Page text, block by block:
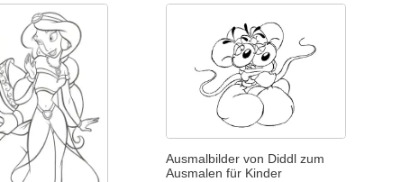
Ausmalbilder von Diddl zum
Ausmalen für Kinder